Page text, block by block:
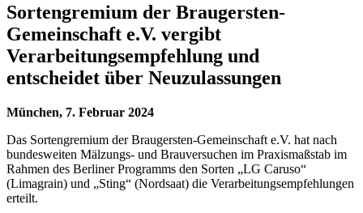
Sortengremium der Braugersten-
Gemeinschaft e.V. vergibt
Verarbeitungsempfehlung und
entscheidet über Neuzulassungen
München, 7. Februar 2024
Das Sortengremium der Braugersten-Gemeinschaft e.V. hat nach
bundesweiten Mälzungs- und Brauversuchen im Praxismaßstab im
Rahmen des Berliner Programms den Sorten „LG Caruso“
(Limagrain) und „Sting“ (Nordsaat) die Verarbeitungsempfehlungen
erteilt.